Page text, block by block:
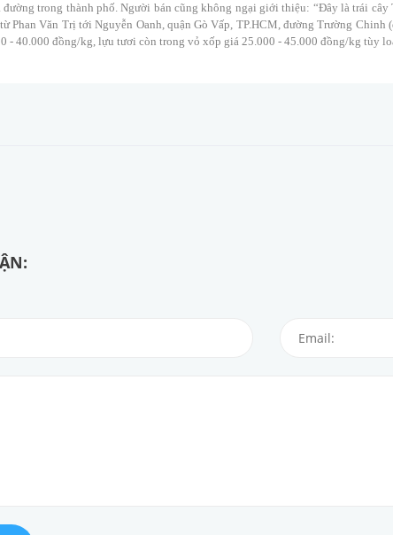
đường trong thành phố. Người bán cũng không ngại giới thiệu: “Đây là trái
Phan Văn Trị tới Nguyễn Oanh, quận Gò Vấp, TP.HCM, đường Trường
- 40.000 đồng/kg, lựu tươi còn trong vỏ xốp giá 25.000 - 45.000 đồng/kg tùy